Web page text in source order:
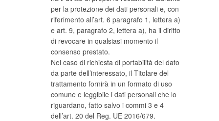
per la protezione dei dati personali e, con
riferimento all’art. 6 paragrafo 1, lettera a)
e art. 9, paragrafo 2, lettera a), ha il diritto
di revocare in qualsiasi momento il
consenso prestato.
Nel caso di richiesta di portabilità del dato
da parte dell’interessato, il Titolare del
trattamento fornirà in un formato di uso
comune e leggibile i dati personali che lo
riguardano, fatto salvo i commi 3 e 4
dell’art. 20 del Reg. UE 2016/679.